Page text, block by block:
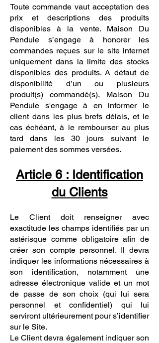
Toute commande vaut acceptation des
prix et descriptions des produits
disponibles à la vente. Maison Du
Pendule s’engage à honorer les
commandes reçues sur le site internet
uniquement dans la limite des stocks
disponibles des produits. A défaut de
disponibilité d’un ou plusieurs
produit(s) commandé(s), Maison Du
Pendule s'engage à en informer le
client dans les plus brefs délais, et le
cas échéant, à le rembourser au plus
tard dans les 30 jours suivant le
paiement des sommes versées.
Article 6 : Identification
du Clients
Le Client doit renseigner avec
exactitude les champs identifiés par un
astérisque comme obligatoire afin de
créer son compte personnel. Il devra
indiquer les informations nécessaires à
son identification, notamment une
adresse électronique valide et un mot
de passe de son choix (qui lui sera
personnel et confidentiel) qui lui
serviront ultérieurement pour s’identifier
sur le Site.
Le Client devra également indiquer son